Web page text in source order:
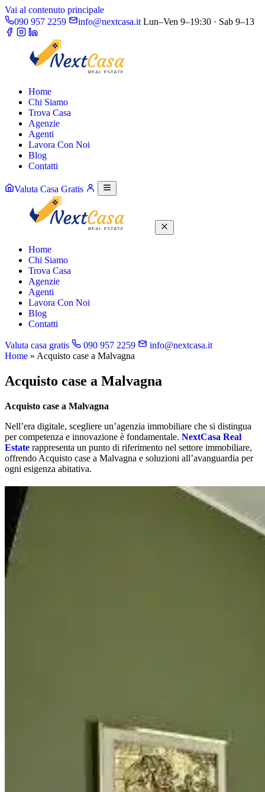
Vai al contenuto principale
090 957 2259
info@nextcasa.it Lun–Ven 9–19:30 · Sab 9–13
Home
Chi Siamo
Trova Casa
Agenzie
Agenti
Lavora Con Noi
Blog
Contatti
Valuta Casa Gratis
Home
Chi Siamo
Trova Casa
Agenzie
Agenti
Lavora Con Noi
Blog
Contatti
Valuta casa gratis 090 957 2259
info@nextcasa.it
Home » Acquisto case a Malvagna
Acquisto case a Malvagna
Acquisto case a Malvagna
Nell’era digitale, scegliere un’agenzia immobiliare che si distingua
per competenza e innovazione è fondamentale. NextCasa Real
Estate rappresenta un punto di riferimento nel settore immobiliare,
offrendo Acquisto case a Malvagna e soluzioni all’avanguardia per
ogni esigenza abitativa.